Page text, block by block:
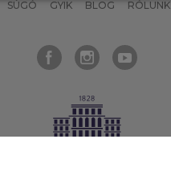
SÚGÓ GYIK BLOG RÓLUNK